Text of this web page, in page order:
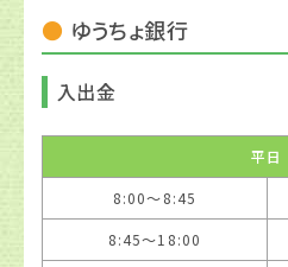
ゆうちょ銀行
入出金
平日
8:00〜8:45
8:45〜18:00